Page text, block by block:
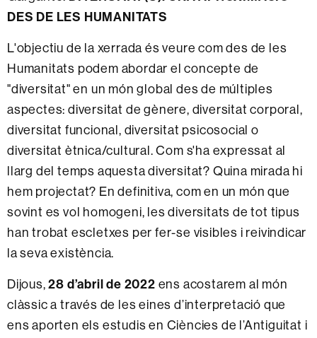
DES DE LES HUMANITATS
L'objectiu de la xerrada és veure com des de les
Humanitats podem abordar el concepte de
"diversitat" en un món global des de múltiples
aspectes: diversitat de gènere, diversitat corporal,
diversitat funcional, diversitat psicosocial o
diversitat ètnica/cultural. Com s'ha expressat al
llarg del temps aquesta diversitat? Quina mirada hi
hem projectat? En definitiva, com en un món que
sovint es vol homogeni, les diversitats de tot tipus
han trobat escletxes per fer-se visibles i reivindicar
la seva existència.
Dijous, 28 d’abril de 2022 ens acostarem al món
clàssic a través de les eines d’interpretació que
ens aporten els estudis en Ciències de l’Antiguitat i